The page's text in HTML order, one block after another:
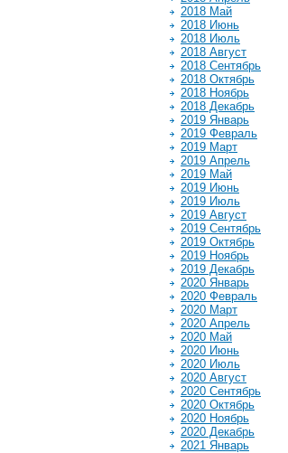
2018 Май
2018 Июнь
2018 Июль
2018 Август
2018 Сентябрь
2018 Октябрь
2018 Ноябрь
2018 Декабрь
2019 Январь
2019 Февраль
2019 Март
2019 Апрель
2019 Май
2019 Июнь
2019 Июль
2019 Август
2019 Сентябрь
2019 Октябрь
2019 Ноябрь
2019 Декабрь
2020 Январь
2020 Февраль
2020 Март
2020 Апрель
2020 Май
2020 Июнь
2020 Июль
2020 Август
2020 Сентябрь
2020 Октябрь
2020 Ноябрь
2020 Декабрь
2021 Январь